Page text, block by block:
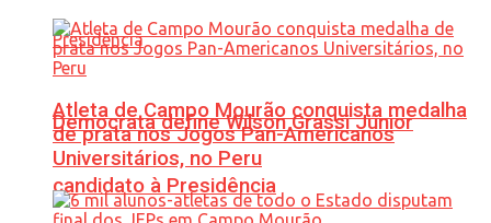
Democrata define Wilson Grassi Júnior
candidato à Presidência
Atleta de Campo Mourão conquista medalha
de prata nos Jogos Pan-Americanos
Universitários, no Peru